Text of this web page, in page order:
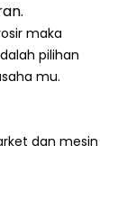
maka
pilihan
mu.
dan mesin